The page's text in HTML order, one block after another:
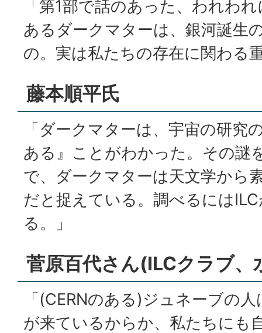
「第1部で話のあった、われわ
あるダークマターは、銀河誕生
の。実は私たちの存在に関わる
藤本順平氏
「ダークマターは、宇宙の研究
ある』ことがわかった。その謎
で、ダークマターは天文学から
だと捉えている。調べるには
る。」
菅原百代さん(ILCクラブ、
「(CERNのある)ジュネーブの
が来ているからか、私たちにも